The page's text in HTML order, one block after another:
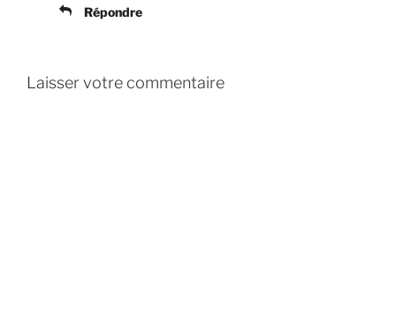
Répondre
Laisser votre commentaire